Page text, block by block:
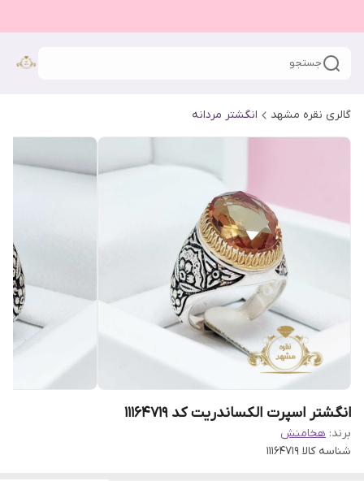
جستجو
گالری نقره مشهد انگشتر مردانه
انگشتر اسپرت الکساندریت کد 11164719
برند: هخامنش
شناسه کالا 11164719